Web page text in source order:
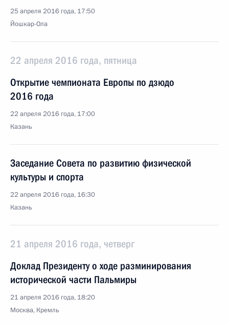
25 апреля 2016 года, 17:50
Йошкар-Ола
22 апреля 2016 года, пятница
Открытие чемпионата Европы по дзюдо
2016 года
22 апреля 2016 года, 17:00
Казань
Заседание Совета по развитию физической
культуры и спорта
22 апреля 2016 года, 16:30
Казань
21 апреля 2016 года, четверг
Доклад Президенту о ходе разминирования
исторической части Пальмиры
21 апреля 2016 года, 18:20
Москва, Кремль